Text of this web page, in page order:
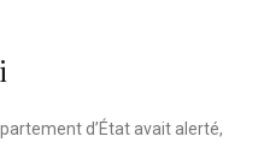
d’État avait alerté,